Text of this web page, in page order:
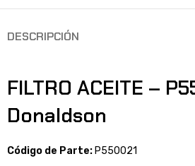
DESCRIPCIÓN
FILTRO ACEITE –
Donaldson
Código de Parte: P550021